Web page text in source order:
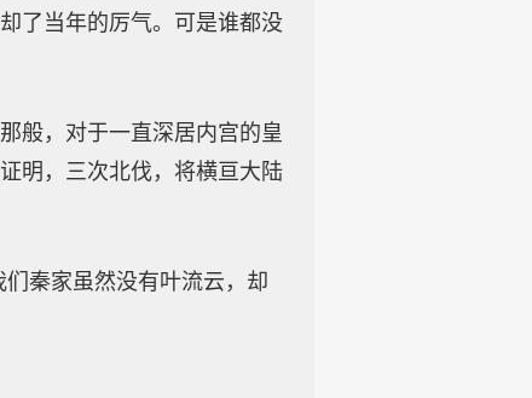
了当年的厉气。可是谁都没
般，对于一直深居内宫的皇
明，三次北伐，将横亘大陆
秦家虽然没有叶流云，却